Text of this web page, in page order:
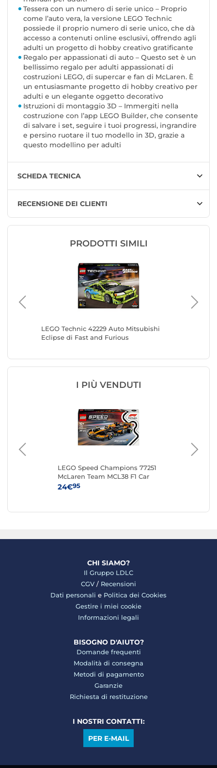
Tessera con un numero di serie unico – Proprio
come l’auto vera, la versione LEGO Technic
possiede il proprio numero di serie unico, che dà
accesso a contenuti online esclusivi, offrendo agli
adulti un progetto di hobby creativo gratificante
Regalo per appassionati di auto – Questo set è un
bellissimo regalo per adulti appassionati di
costruzioni LEGO, di supercar e fan di McLaren. È
un entusiasmante progetto di hobby creativo per
adulti e un elegante oggetto decorativo
Istruzioni di montaggio 3D – Immergiti nella
costruzione con l’app LEGO Builder, che consente
di salvare i set, seguire i tuoi progressi, ingrandire
e persino ruotare il tuo modello in 3D, grazie a
questo modellino per adulti
SCHEDA TECNICA
RECENSIONE DEI CLIENTI
PRODOTTI SIMILI
LEGO Technic 42229 Auto Mitsubishi
Eclipse di Fast and Furious
I PIÙ VENDUTI
LEGO Speed Champions 77251
McLaren Team MCL38 F1 Car
24€95
CHI SIAMO?
Il Gruppo LDLC
CGV / Recensioni
Dati personali e Politica dei Cookies
Gestire i miei cookie
Informazioni legali
BISOGNO D'AIUTO?
Domande frequenti
Modalità di consegna
Metodi di pagamento
Garanzie
Richiesta di restituzione
I NOSTRI CONTATTI:
PER E-MAIL